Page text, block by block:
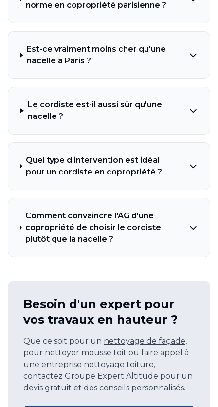
norme en copropriété parisienne ?
Est-ce vraiment moins cher qu'une
nacelle à Paris ?
Le cordiste est-il aussi sûr qu'une
nacelle ?
Quel type d'intervention est idéal
pour un cordiste en copropriété ?
Comment convaincre l'AG d'une
copropriété de choisir le cordiste
plutôt que la nacelle ?
Besoin d'un expert pour
vos travaux en hauteur ?
Que ce soit pour un nettoyage de façade,
pour nettoyer mousse toit ou faire appel à
une entreprise nettoyage toiture,
contactez Groupe Expert Altitude pour un
devis gratuit et des conseils personnalisés.